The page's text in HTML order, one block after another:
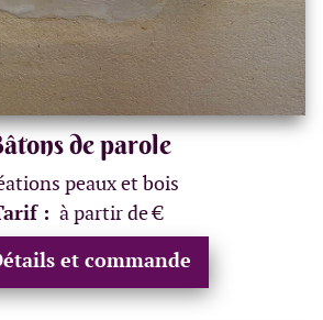
de parole
peaux et bois
: à partir de €
et commande